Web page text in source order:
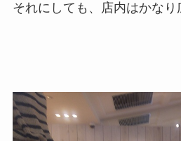
それにしても、店内はかなり